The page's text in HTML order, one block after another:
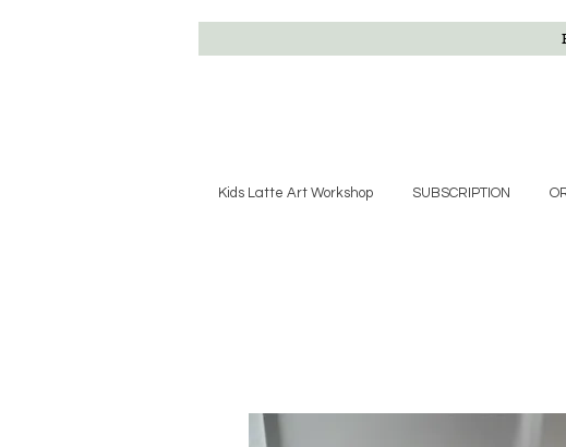
Kids Latte Art Workshop SUBSCRIPTION